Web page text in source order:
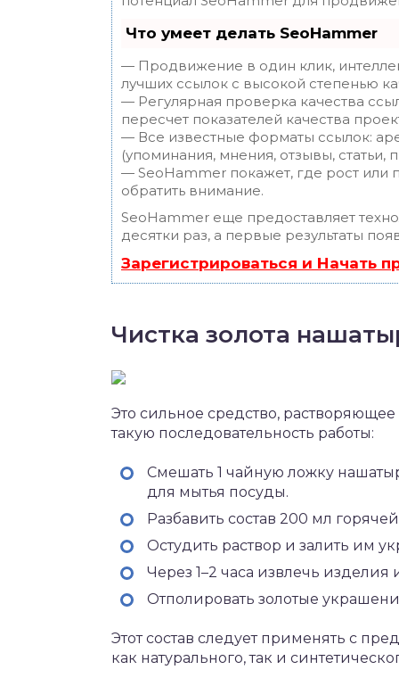
Что умеет делать SeoHammer
— Продвижение в один клик,
лучших ссылок с высокой степенью
— Регулярная проверка качества
пересчет показателей качества
— Все известные форматы ссылок:
(упоминания, мнения, отзывы, статьи,
— SeoHammer покажет, где рост или
обратить внимание.
SeoHammer еще предоставляет
десятки раз, а первые результаты
Зарегистрироваться и Начать
Чистка золота
Это сильное средство,
такую последовательность работы:
Смешать 1 чайную ложку
для мытья посуды.
Разбавить состав 200 мл
Остудить раствор и залить им
Через 1–2 часа извлечь
Отполировать золотые
Этот состав следует применять с
как натурального, так и